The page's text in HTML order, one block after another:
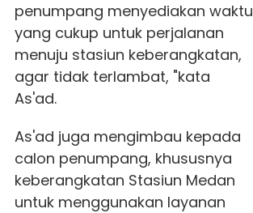
penumpang menyediakan waktu
yang cukup untuk perjalanan
menuju stasiun keberangkatan,
agar tidak terlambat, "kata
As'ad.
As'ad juga mengimbau kepada
calon penumpang, khususnya
keberangkatan Stasiun Medan
untuk menggunakan layanan